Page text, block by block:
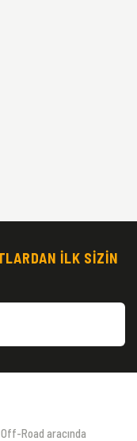
İLK SİZİN
Road aracında